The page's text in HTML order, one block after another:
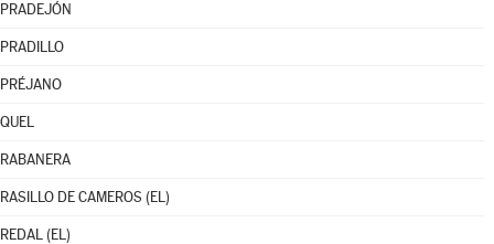
PRADEJÓN
PRADILLO
PRÉJANO
QUEL
RABANERA
RASILLO DE CAMEROS (EL)
REDAL (EL)